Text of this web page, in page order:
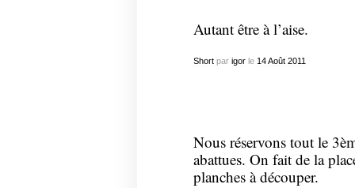
Autant être à l’aise.
Shortpar igorle 14 Août 2011
Nous réservons tout le
abattues. On fait de la
planches à découper.